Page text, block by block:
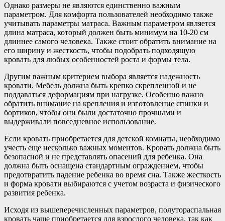
Однако размеры не являются единственно важным
параметром. Для комфорта пользователей необходимо также
учитывать параметры матраса. Важным параметром является
длина матраса, который должен быть минимум на 10-20 см
длиннее самого человека. Также стоит обратить внимание на
его ширину и жесткость, чтобы подобрать подходящую
кровать для любых особенностей роста и формы тела.
Другим важным критерием выбора является надежность
кровати. Мебель должна быть крепко скрепленной и не
поддаваться деформациям при нагрузке. Особенно важно
обратить внимание на крепления и изготовление спинки и
бортиков, чтобы они были достаточно прочными и
выдерживали повседневное использование.
Если кровать приобретается для детской комнаты, необходимо
учесть еще несколько важных моментов. Кровать должна быть
безопасной и не представлять опасений для ребенка. Она
должна быть оснащена стандартным ограждением, чтобы
предотвратить падение ребенка во время сна. Также жесткость
и форма кровати выбираются с учетом возраста и физического
развития ребенка.
Исходя из вышеперечисленных параметров, полутораспальная
кровать чаще приобретается для взрослого человека, так как